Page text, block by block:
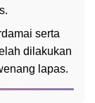
serta
dilakukan
lapas.